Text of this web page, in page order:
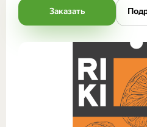
Заказать